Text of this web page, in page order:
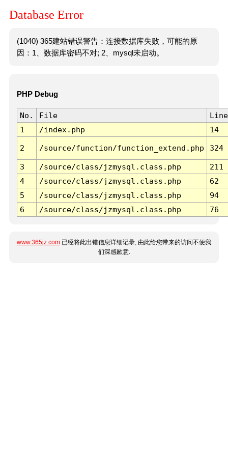
Database Error
(1040) 365建站错误警告：连接数据库失败，可能的原
因：1、数据库密码不对; 2、mysql未启动。
PHP Debug
No. File
Line
1
/index.php 14
2 /source/function/function_extend.php 324
3 /source/class/jzmysql.class.php
211
4
/source/class/jzmysql.class.php
62
5
/source/class/jzmysql.class.php
94
6
/source/class/jzmysql.class.php 76
www.365jz.com 已经将此出错信息详细记录, 由此给您带来的访问不便我
们深感歉意.